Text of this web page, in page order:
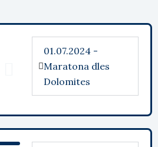
01.07.2024 -
Maratona dles
Dolomites